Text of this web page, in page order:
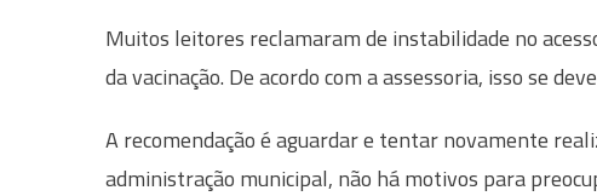
Muitos leitores reclamaram de instabilidade no
da vacinação. De acordo com a assessoria, isso se
A recomendação é aguardar e tentar novamente
administração municipal, não há motivos para